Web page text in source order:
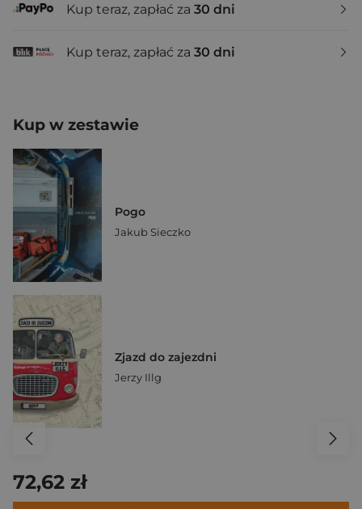
Kup teraz, zapłać za 30 dni
Kup teraz, zapłać za 30 dni
Kup w zestawie
Pogo
Jakub Sieczko
Zjazd do zajezdni
Jerzy Illg
72,62 zł